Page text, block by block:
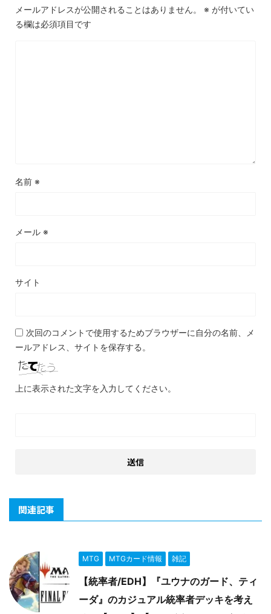
メールアドレスが公開されることはありません。 ※ が付いてい
る欄は必須項目です
名前 ※
メール ※
サイト
次回のコメントで使用するためブラウザーに自分の名前、メ
ールアドレス、サイトを保存する。
上に表示された文字を入力してください。
関連記事
MTG MTGカード情報 雑記
【統率者/EDH】『ユウナのガード、ティ
ーダ』のカジュアル統率者デッキを考え